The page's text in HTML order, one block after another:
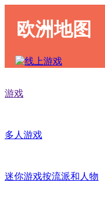
欧洲地图
游戏
多人游戏
迷你游戏按流派和人物